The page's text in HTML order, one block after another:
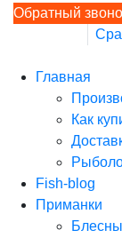
Обратный
Главная
Как
Fish-blog
Приманки